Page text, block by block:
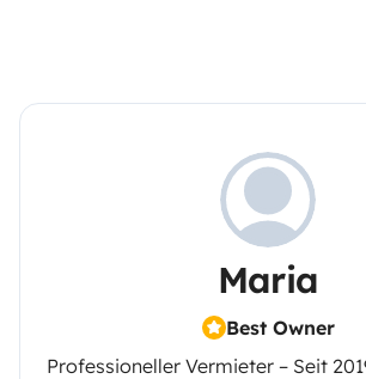
Maria
Best Owner
Professioneller Vermieter – Seit